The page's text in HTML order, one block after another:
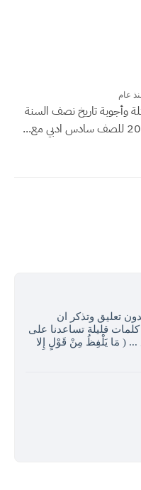
عام
وأجوبة تاريخ نصف السنة
ادبي مع...
تعليق وتذكر ان
كلمات قليلة تساعدنا على
... ( مَا يَلْفِظُ مِنْ قَوْلٍ إِلا